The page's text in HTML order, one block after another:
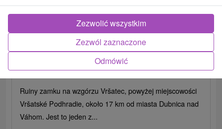
Zamek Vršatecký
Trenčiansky kraj -Vršatské Podhradie
Ruiny zamku na wzgórzu Vršatec, powyżej miejscowości
Vršatské Podhradie, około 17 km od miasta Dubnica nad
Váhom. Jest to jeden z...
Odmówić
Zezwól zaznaczone
Zezwolić wszystkim